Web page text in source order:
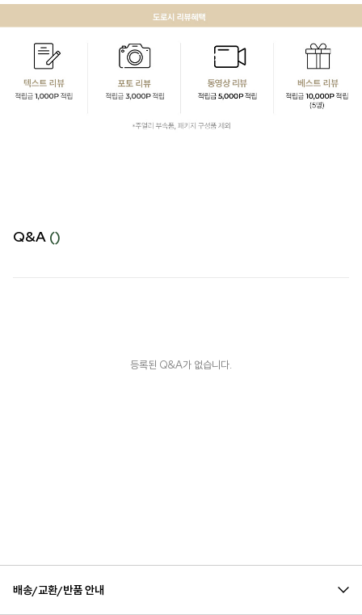
Q&A ()
등록된 Q&A가 없습니다.
배송/교환/반품 안내